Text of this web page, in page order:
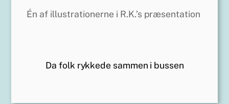
Én af illustrationerne i R.K.’s præsentation
Da folk rykkede sammen i bussen